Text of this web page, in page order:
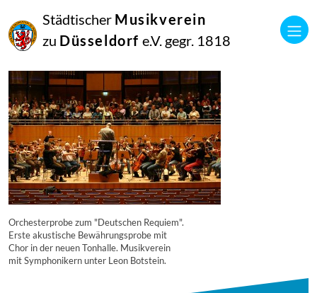
Städtischer Musikverein
zu Düsseldorf e.V. gegr. 1818
September
2014
Manfred Hill
Orchesterprobe zum "Deutschen Requiem".
Erste akustische Bewährungsprobe mit
Chor in der neuen Tonhalle. Musikverein
mit Symphonikern unter Leon Botstein.